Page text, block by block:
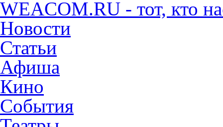
WEACOM.RU - тот, кто
Новости
Статьи
Афиша
Кино
События